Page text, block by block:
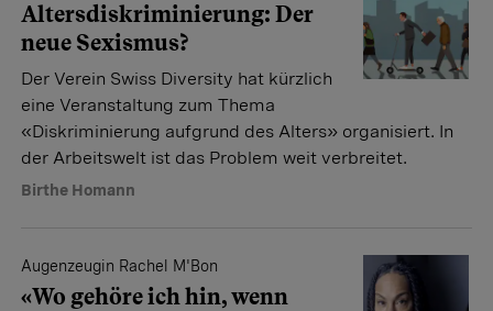
Altersdiskriminierung: Der
neue Sexismus?
Der Verein Swiss Diversity hat kürzlich
eine Veranstaltung zum Thema
«Diskriminierung aufgrund des Alters» organisiert. In
der Arbeitswelt ist das Problem weit verbreitet.
Birthe Homann
Augenzeugin Rachel M'Bon
«Wo gehöre ich hin, wenn